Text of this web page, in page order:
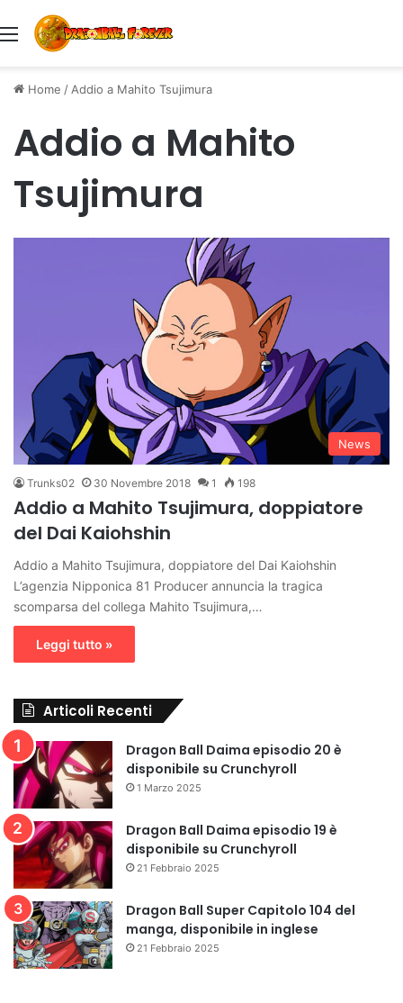
Menu
Home / Addio a Mahito Tsujimura
Addio a Mahito
Tsujimura
News
Trunks02 30 Novembre 2018 1 198
Addio a Mahito Tsujimura, doppiatore
del Dai Kaiohshin
Addio a Mahito Tsujimura, doppiatore del Dai Kaiohshin
L’agenzia Nipponica 81 Producer annuncia la tragica
scomparsa del collega Mahito Tsujimura,…
Leggi tutto »
Articoli Recenti
Dragon Ball Daima episodio 20 è
disponibile su Crunchyroll
1 Marzo 2025
Dragon Ball Daima episodio 19 è
disponibile su Crunchyroll
21 Febbraio 2025
Dragon Ball Super Capitolo 104 del
manga, disponibile in inglese
21 Febbraio 2025